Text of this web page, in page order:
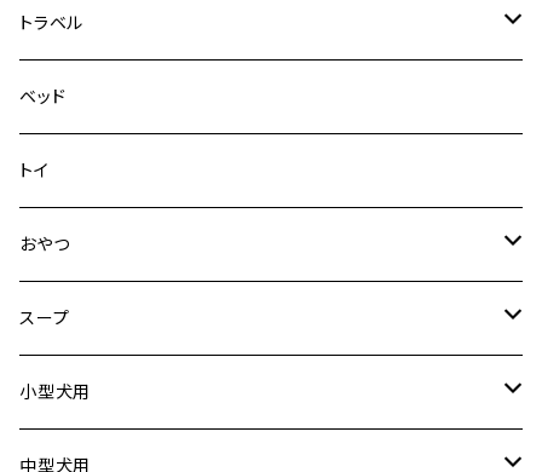
その他
その他
メッシュフィットハーネス
デニム＆コーデュロイ
その他
トラベル
ドライブハーネス
カーシートアタッチメント
クリック
ドライブシートカバー
ドライブボックス
ベッド
トイ
おやつ
犬用
猫用
スープ
犬用
猫用
小型犬用
リード
中型犬用